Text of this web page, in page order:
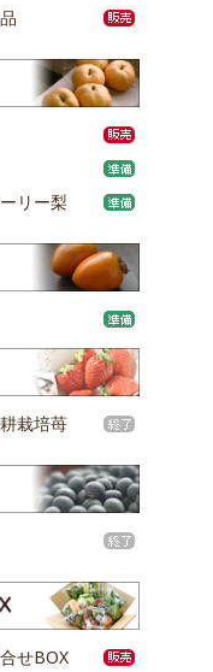
リー梨
栽培苺
せBOX